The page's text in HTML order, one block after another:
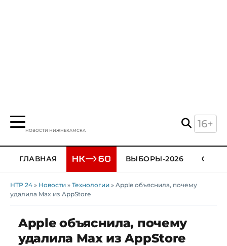
НОВОСТИ НИЖНЕКАМСКА
16+
ГЛАВНАЯ ВЫБОРЫ-2026
НТР 24 » Новости » Технологии » Apple объяснила, почему
удалила Max из AppStore
Apple объяснила, почему
удалила Max из AppStore